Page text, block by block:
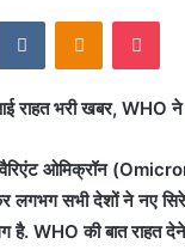
VKontakte
भरी खबर, WHO ने
ओमिक्रॉन
लगभग सभी देशों ने नए सिरे
WHO की बात राहत देने